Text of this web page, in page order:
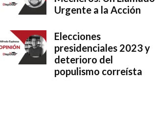
Urgente a la Acción
Elecciones
presidenciales 2023 y
deterioro del
populismo correísta